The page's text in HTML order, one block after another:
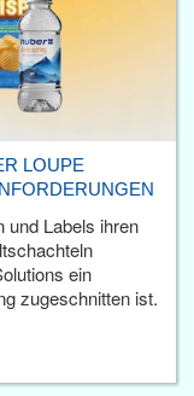
LOUPE
und Labels ihren
ein
zugeschnitten ist.